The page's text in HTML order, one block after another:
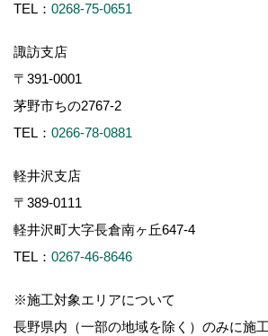
TEL： 0268-75-0651
諏訪支店
〒391-0001
茅野市ちの2767-2
TEL： 0266-78-0881
軽井沢支店
〒389-0111
軽井沢町大字長倉南ヶ丘647-4
TEL： 0267-46-8646
※施工対象エリアについて
長野県内（一部の地域を除く）のみに施